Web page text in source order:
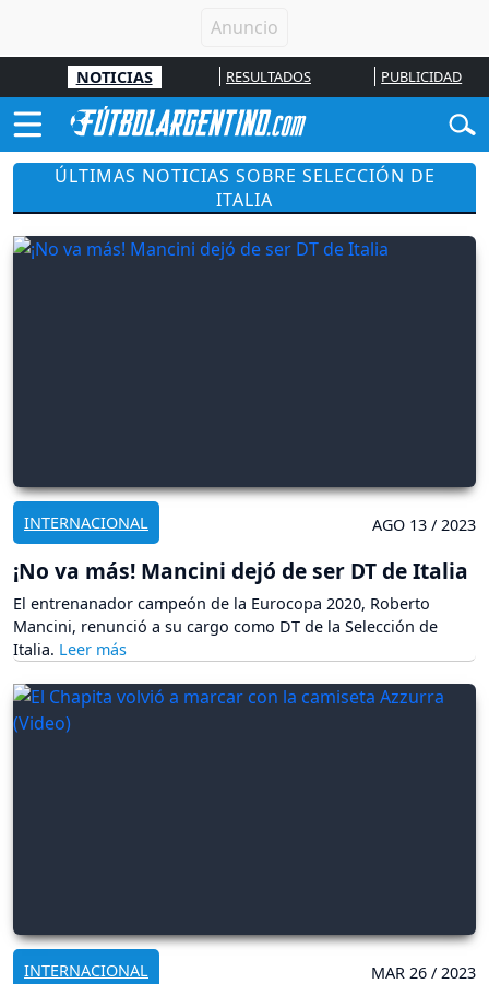
NOTICIAS RESULTADOS PUBLICIDAD
ÚLTIMAS NOTICIAS SOBRE SELECCIÓN DE
ITALIA
INTERNACIONAL AGO 13 / 2023
¡No va más! Mancini dejó de ser DT de Italia
El entrenanador campeón de la Eurocopa 2020, Roberto
Mancini, renunció a su cargo como DT de la Selección de
Italia.
INTERNACIONAL MAR 26 / 2023